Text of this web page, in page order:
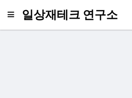
일상재테크 연구소